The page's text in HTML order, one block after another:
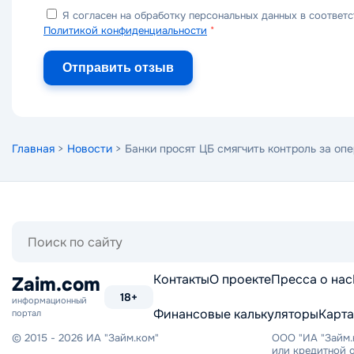
Я согласен на обработку персональных данных в
Политикой конфиденциальности *
Отправить отзыв
Главная > Новости > Банки просят ЦБ смягчить контроль за
Zaim.com
информационный
портал
18+
КонтактыО проектеПресса о нас
Финансовые калькуляторы
© 2015 - 2026 ИА "Займ.ком"
ООО "ИА
или кредитной